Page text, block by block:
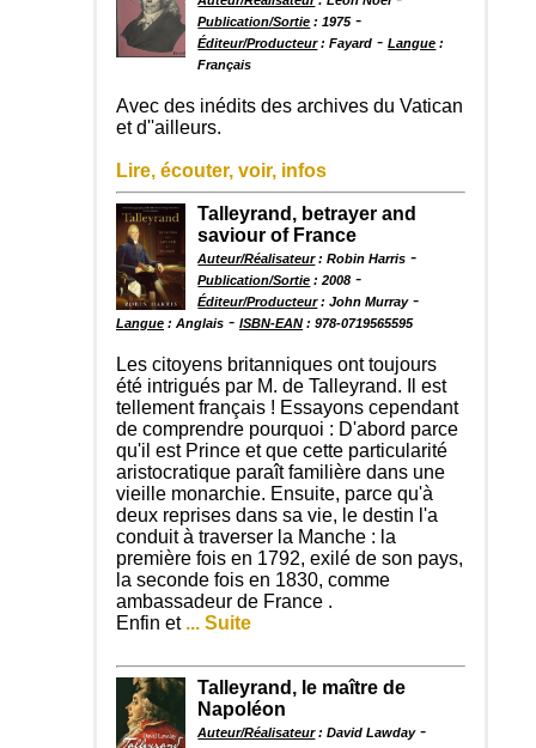
Publication/Sortie : 1975-
Éditeur/Producteur: Fayard -Langue :
Français
Avec des inédits des archives du Vatican
et d''ailleurs.
Lire, écouter, voir, infos
Talleyrand, betrayer and
saviour of France
Auteur/Réalisateur: Robin Harris -
Publication/Sortie : 2008 -
Éditeur/Producteur: John Murray-
Langue : Anglais - ISBN-EAN : 978-0719565595
Les citoyens britanniques ont toujours
été intrigués par M. de Talleyrand. Il est
tellement français ! Essayons cependant
de comprendre pourquoi : D'abord parce
qu'il est Prince et que cette particularité
aristocratique paraît familière dans une
vieille monarchie. Ensuite, parce qu'à
deux reprises dans sa vie, le destin l'a
conduit à traverser la Manche : la
première fois en 1792, exilé de son pays,
la seconde fois en 1830, comme
ambassadeur de France .
Enfin et... Suite
Talleyrand, le maître de
Napoléon
Auteur/Réalisateur: David Lawday-